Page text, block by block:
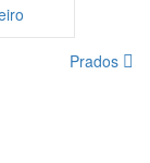
Prados